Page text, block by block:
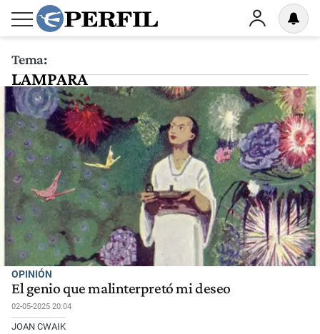
Tema:
LAMPARA
OPINIÓN
El genio que malinterpretó mi deseo
02-05-2025 20:04
JOAN CWAIK